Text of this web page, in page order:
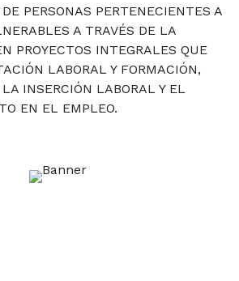
PERSONAS PERTENECIENTES A
A TRAVÉS DE LA
PROYECTOS INTEGRALES QUE
LABORAL Y FORMACIÓN,
LA INSERCIÓN LABORAL Y EL
EN EL EMPLEO.